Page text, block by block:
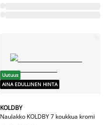
Uutuus
AINA EDULLINEN HINTA
KOLDBY
Naulakko KOLDBY 7 koukkua kromi